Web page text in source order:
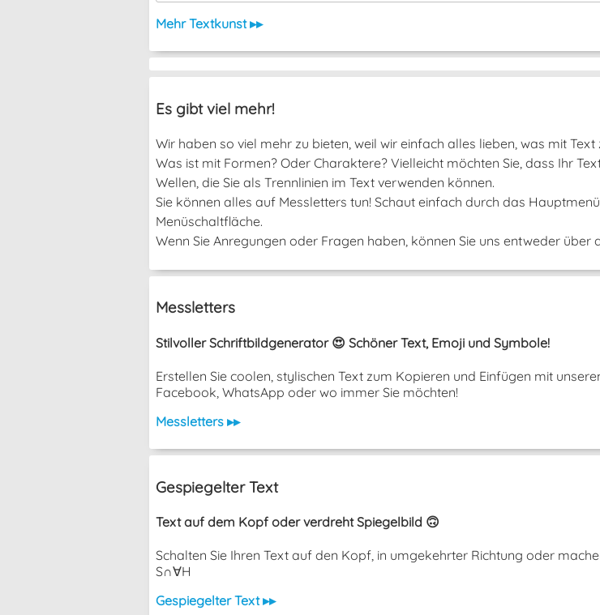
Mehr Textkunst ▸▸
Es gibt viel mehr!
Wir haben so viel mehr zu bieten, weil wir einfach alles lieben, was mit Text
Was ist mit Formen? Oder Charaktere? Vielleicht möchten Sie, dass Ihr
Wellen, die Sie als Trennlinien im Text verwenden können.
Sie können alles auf Messletters tun! Schaut einfach durch das
Menüschaltfläche.
Wenn Sie Anregungen oder Fragen haben, können Sie uns entweder
Messletters
Stilvoller Schriftbildgenerator 😍 Schöner Text, Emoji und Symbole!
Erstellen Sie coolen, stylischen Text zum Kopieren und Einfügen mit
Facebook, WhatsApp oder wo immer Sie möchten!
Messletters ▸▸
Gespiegelter Text
Text auf dem Kopf oder verdreht Spiegelbild 🙃
Schalten Sie Ihren Text auf den Kopf, in umgekehrter Richtung oder
S∩∀H
Gespiegelter Text ▸▸